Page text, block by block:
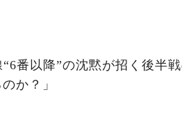
番以降”の沈黙が招く後半
か？」